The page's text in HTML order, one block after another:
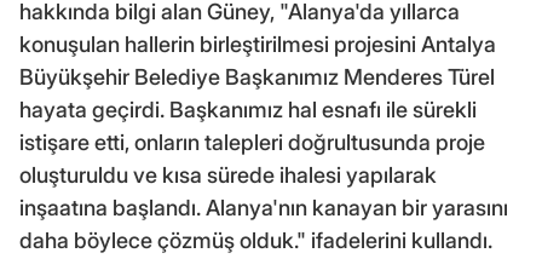
hakkında bilgi alan Güney, "Alanya'da yıllarca
konuşulan hallerin birleştirilmesi projesini Antalya
Büyükşehir Belediye Başkanımız Menderes Türel
hayata geçirdi. Başkanımız hal esnafı ile sürekli
istişare etti, onların talepleri doğrultusunda proje
oluşturuldu ve kısa sürede ihalesi yapılarak
inşaatına başlandı. Alanya'nın kanayan bir yarasını
daha böylece çözmüş olduk." ifadelerini kullandı.